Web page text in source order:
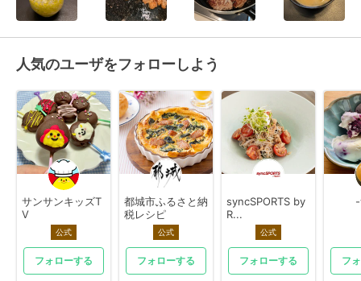
人気のユーザをフォローしよう
サンサンキッズT
V
公式
フォローする
都城市ふるさと納
税レシピ
公式
フォローする
syncSPORTS by
R...
公式
フォローする フ